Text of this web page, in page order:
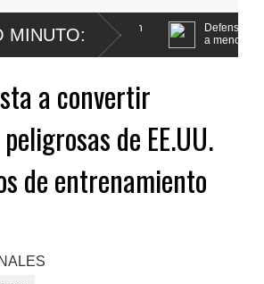
MINUTO:
en
Defensa de Wander Franco
a menor
a convertir
de EE.UU.
de entrenamiento